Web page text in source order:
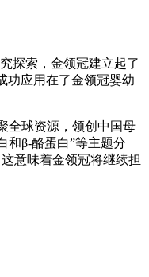
探索，金领冠建立起了
功应用在了金领冠婴幼
全球资源，领创中国母
和β-酪蛋白”等主题分
意味着金领冠将继续担